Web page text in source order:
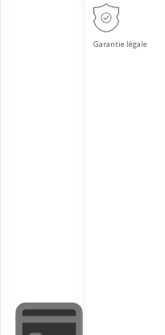
Garantie légale